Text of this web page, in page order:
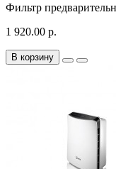
Фильтр
1 920.00 р.
В корзину